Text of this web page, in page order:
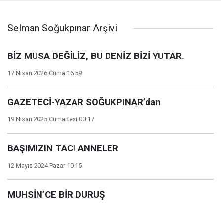
Selman Soğukpınar Arşivi
BİZ MUSA DEĞİLİZ, BU DENİZ BİZİ YUTAR.
17 Nisan 2026 Cuma 16:59
GAZETECİ-YAZAR SOĞUKPINAR’dan
19 Nisan 2025 Cumartesi 00:17
BAŞIMIZIN TACI ANNELER
12 Mayıs 2024 Pazar 10:15
MUHSİN’CE BİR DURUŞ